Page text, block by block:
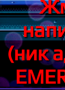
(ник